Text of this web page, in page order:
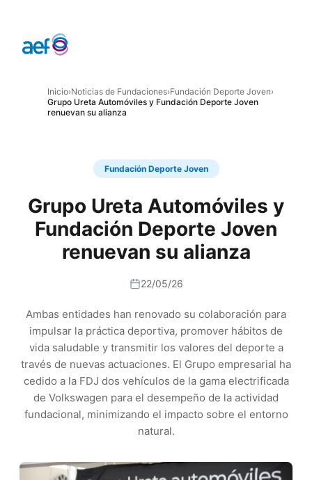
Inicio›Noticias de Fundaciones›Fundación Deporte Joven›
Grupo Ureta Automóviles y Fundación Deporte Joven
renuevan su alianza
Fundación Deporte Joven
Grupo Ureta Automóviles y
Fundación Deporte Joven
renuevan su alianza
22/05/26
Ambas entidades han renovado su colaboración para
impulsar la práctica deportiva, promover hábitos de
vida saludable y transmitir los valores del deporte a
través de nuevas actuaciones. El Grupo empresarial ha
cedido a la FDJ dos vehículos de la gama electrificada
de Volkswagen para el desempeño de la actividad
fundacional, minimizando el impacto sobre el entorno
natural.